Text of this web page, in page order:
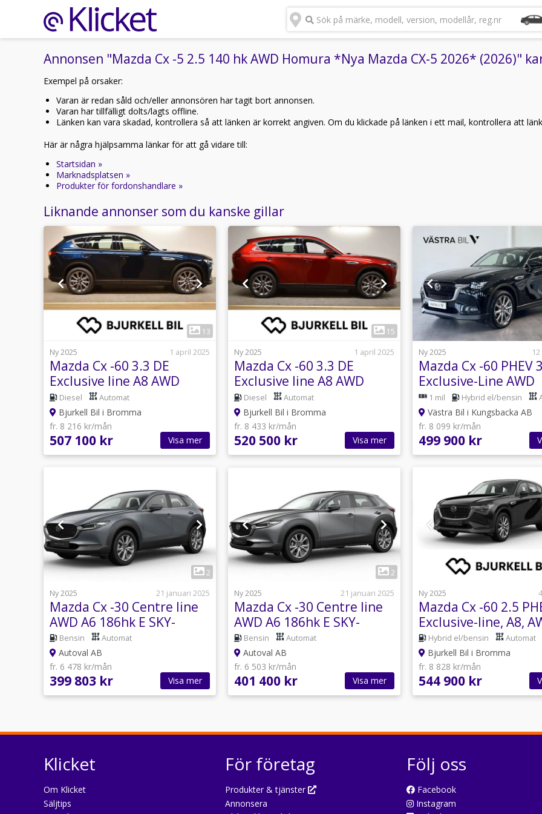
Sök på märke, modell, version, modellår, reg.nr
Annonsen "Mazda Cx -5 2.5 140 hk AWD Homura *Nya Mazda CX-5 2026* (2026)"
Exempel på orsaker:
Varan är redan såld och/eller annonsören har tagit bort annonsen.
Varan har tillfälligt dolts/lagts offline.
Länken kan vara skadad, kontrollera så att länken är korrekt angiven. Om du klickade på länken i ett mail, kontrollera att
Här är några hjälpsamma länkar för att gå vidare till:
Startsidan »
Marknadsplatsen »
Produkter för fordonshandlare »
Liknande annonser som du kanske gillar
1
13
Ny 2025
1 april 2025
Mazda Cx -60 3.3 DE
Exclusive line A8 AWD
254hk
Diesel Automat
Bjurkell Bil i Bromma
fr. 8 216 kr/mån
507 100 kr Visa mer
1
15
Ny 2025
1 april 2025
Mazda Cx -60 3.3 DE
Exclusive line A8 AWD
254hk
Diesel Automat
Bjurkell Bil i Bromma
fr. 8 433 kr/mån
520 500 kr Visa mer
1
Ny 2025
Mazda Cx -60 PHEV
Exclusive-Line AWD
Värmare | Kampanj!
1 mil Hybrid el/bensin
Västra Bil i Kungsbacka AB
fr. 8 099 kr/mån
499 900 kr
1
2
Ny 2025
21 januari 2025
Mazda Cx -30 Centre line
AWD A6 186hk E SKY-
ACTIV X
Bensin Automat
Autoval AB
fr. 6 478 kr/mån
399 803 kr Visa mer
1
2
Ny 2025
21 januari 2025
Mazda Cx -30 Centre line
AWD A6 186hk E SKY-
ACTIV X
Bensin Automat
Autoval AB
fr. 6 503 kr/mån
401 400 kr Visa mer
1
Ny 2025
Mazda Cx -60 2.5
Exclusive-line, A8,
Hybrid el/bensin Automat
Bjurkell Bil i Bromma
fr. 8 828 kr/mån
544 900 kr
Klicket
Om Klicket
Säljtips
För företag
Produkter & tjänster
Annonsera
Följ oss
Facebook
Instagram